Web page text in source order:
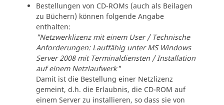
Bestellungen von CD-ROMs (auch als Beilagen
zu Büchern) können folgende Angabe
enthalten:
"Netzwerklizenz mit einem User / Technische
Anforderungen: Lauffähig unter MS Windows
Server 2008 mit Terminaldiensten / Installation
auf einem Netzlaufwerk"
Damit ist die Bestellung einer Netzlizenz
gemeint, d.h. die Erlaubnis, die CD-ROM auf
einem Server zu installieren, so dass sie von